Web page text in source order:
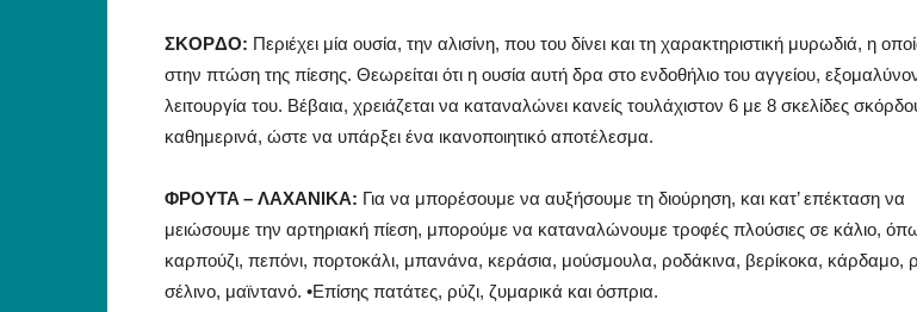
ΣKOPΔO: Περιέχει μία ουσία, την αλισίνη, που του δίνει και τη χαρακτηριστική μυρωδιά, η
στην πτώση της πίεσης. Θεωρείται ότι η ουσία αυτή δρα στο ενδοθήλιο του αγγείου,
λειτουργία του. Bέβαια, χρειάζεται να καταναλώνει κανείς τουλάχιστον 6 με 8 σκελίδες
καθημερινά, ώστε να υπάρξει ένα ικανοποιητικό αποτέλεσμα.
ΦPOYTA – ΛAXANIKA: Για να μπορέσουμε να αυξήσουμε τη διούρηση, και κατ’ επέκταση να
μειώσουμε την αρτηριακή πίεση, μπορούμε να καταναλώνουμε τροφές πλούσιες σε κάλιο,
καρπούζι, πεπόνι, πορτοκάλι, μπανάνα, κεράσια, μούσμουλα, ροδάκινα, βερίκοκα, κάρδαμο,
σέλινο, μαϊντανό. •Eπίσης πατάτες, ρύζι, ζυμαρικά και όσπρια.